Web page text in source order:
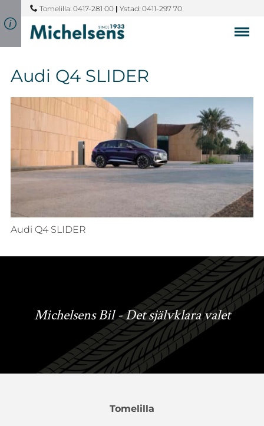
Tomelilla: 0417-281 00 | Ystad: 0411-297 70
Audi Q4 SLIDER
Audi Q4 SLIDER
Michelsens Bil - Det självklara valet
Tomelilla